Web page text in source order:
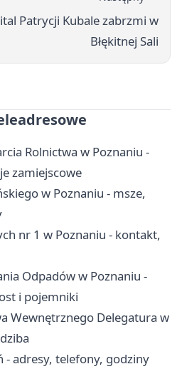
Patrycji Kubale zabrzmi w
Błękitnej Sali
Rolnictwa w Poznaniu -
zamiejscowe
w Poznaniu - msze,
nr 1 w Poznaniu - kontakt,
Odpadów w Poznaniu -
i pojemniki
Wewnętrznego Delegatura w
- adresy, telefony, godziny